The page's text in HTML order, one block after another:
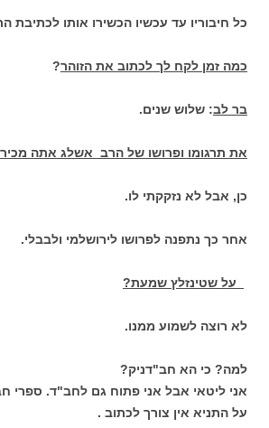
כל חיבוריו עד עכשיו הכשירו אותו לכתיבת
כמה זמן לקח לך לכתוב את הזוהר?
בר לב: שלוש שנים.
את תרגומו ופרושו של הרב אשלג אתה מכיר
כן, אבל לא נזקקתי לו.
אחר כך נתפנה לפרושו לירושלמי ולבבלי.
על שטינזלץ שמעת?
לא רוצה לשמוע ממנו.
למה? כי הא חב"דניק?
אני ליטאי אבל אני פתוח גם לחב"ד. ספרי
על התניא אין צורך לכתוב .